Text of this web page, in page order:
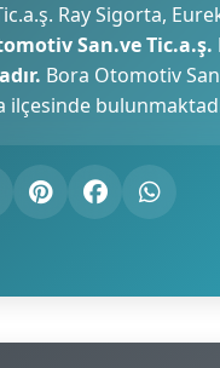
Ray Sigorta,
San.ve
Bora Otomotiv
ilçesinde